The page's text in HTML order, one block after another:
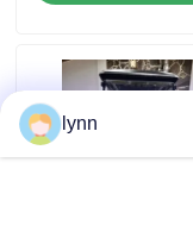
Espejos del
Cubiertas de
Tablero de
lynn